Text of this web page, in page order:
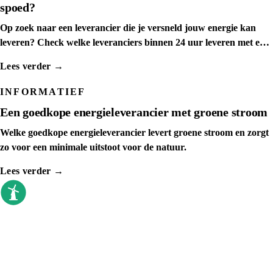
spoed?
Op zoek naar een leverancier die je versneld jouw energie kan
leveren? Check welke leveranciers binnen 24 uur leveren met een
Lees verder →
INFORMATIEF
Een goedkope energieleverancier met groene stroom
Welke goedkope energieleverancier levert groene stroom en zorgt
zo voor een minimale uitstoot voor de natuur.
Lees verder →